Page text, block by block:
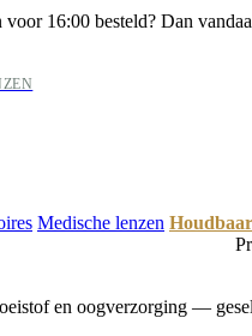
16:00 besteld? Dan
Medische lenzen
en oogverzorging —